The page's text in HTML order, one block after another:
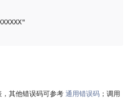
其他错误码可参考 通用错误码 ；调用